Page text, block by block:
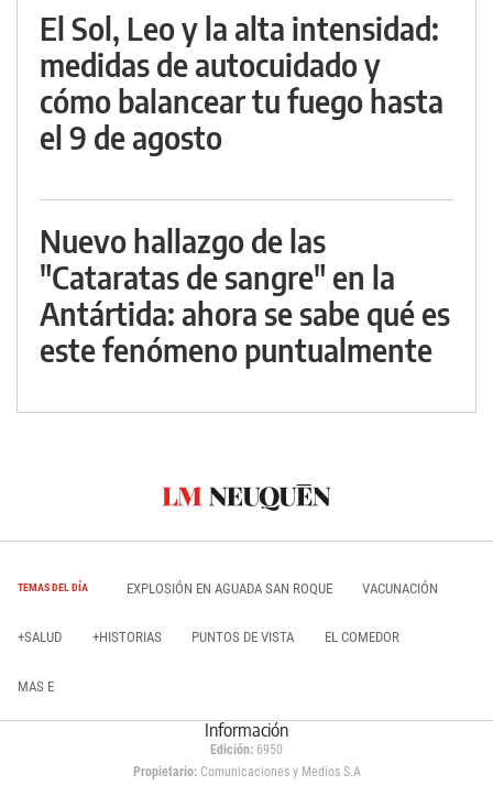
El Sol, Leo y la alta intensidad:
medidas de autocuidado y
cómo balancear tu fuego hasta
el 9 de agosto
Nuevo hallazgo de las
"Cataratas de sangre" en la
Antártida: ahora se sabe qué es
este fenómeno puntualmente
TEMAS DEL DÍA EXPLOSIÓN EN AGUADA SAN ROQUE VACUNACIÓN
+SALUD +HISTORIAS PUNTOS DE VISTA EL COMEDOR
MAS E
Información
Edición: 6950
Propietario:Comunicaciones y Medios S.A